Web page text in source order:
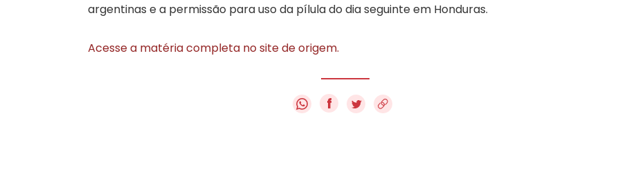
argentinas e a permissão para uso da pílula do dia seguinte em Honduras.
Acesse a matéria completa no site de origem.
f